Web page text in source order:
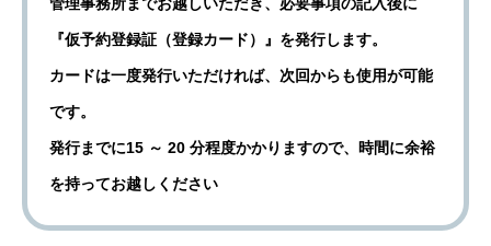
管理事務所までお越しいただき、必要事項の記入後に
『仮予約登録証（登録カード）』を発行します。
カードは一度発行いただければ、次回からも使用が可能
です。
発行までに15 ～ 20 分程度かかりますので、時間に余裕
を持ってお越しください